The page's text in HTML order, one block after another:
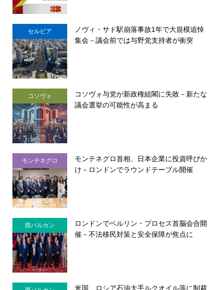
セルビア
ノヴィ・サド駅崩落事故1年で大規模追悼
集会－議会前では与野党支持者が衝突
コソヴォ
コソヴォ与党が新政権組閣に失敗－新たな
議会選挙の可能性が高まる
モンテネグロ
モンテネグロ首相、日本企業に投資呼びか
け－ロンドンでラウンドテーブル開催
西バルカン
ロンドンでベルリン・プロセス首脳会合開
催－不法移民対策と安全保障が焦点に
米国、ロシア石油大手ルクオイル等に制裁